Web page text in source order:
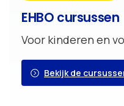
EHBO cursussen
Voor kinderen en
Bekijk de